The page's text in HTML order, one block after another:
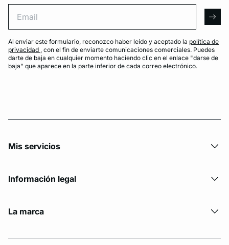
Al enviar este formulario, reconozco haber leído y aceptado la política de
privacidad , con el fin de enviarte comunicaciones comerciales. Puedes
darte de baja en cualquier momento haciendo clic en el enlace "darse de
baja" que aparece en la parte inferior de cada correo electrónico.
Mis servicios
Información legal
La marca